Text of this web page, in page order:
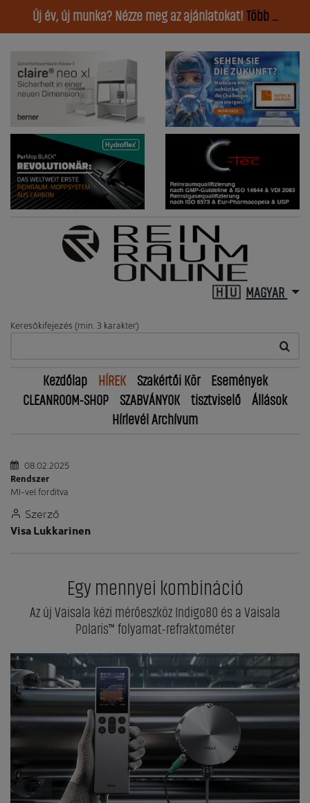
Új év, új munka? Nézze meg az ajánlatokat! Több ...
MAGYAR
Keresőkifejezés (min. 3 karakter)
Kezdőlap HÍREK Szakértői Kör
Események
CLEANROOM-SHOP
SZABVÁNYOK tisztviselő
Állások
Hírlevél Archívum
08.02.2025
Rendszer
MI-vel fordítva
Szerző
Visa Lukkarinen
Egy mennyei kombináció
Az új Vaisala kézi mérőeszköz Indigo80 és a Vaisala
Polaris™ folyamat-refraktométer